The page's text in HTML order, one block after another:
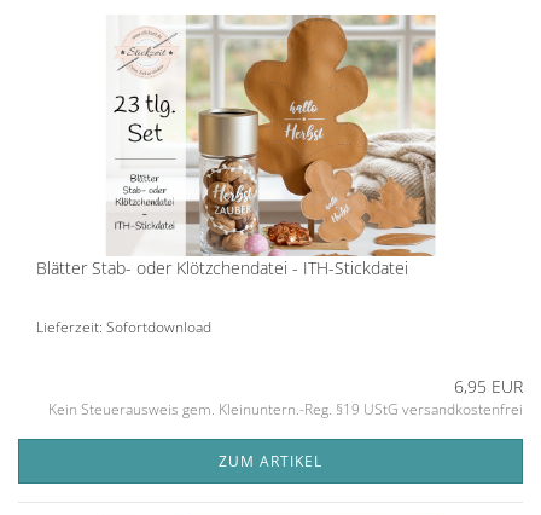
Blätter Stab- oder Klötzchendatei - ITH-Stickdatei
Lieferzeit: Sofortdownload
6,95 EUR
Kein Steuerausweis gem. Kleinuntern.-Reg. §19 UStG versandkostenfrei
ZUM ARTIKEL